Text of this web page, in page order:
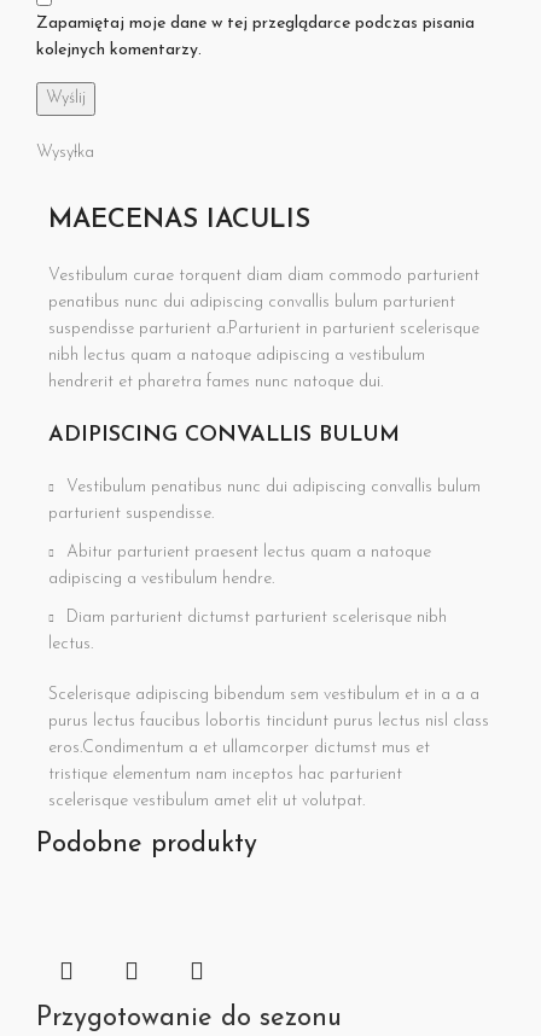
Zapamiętaj moje dane w tej przeglądarce podczas pisania
kolejnych komentarzy.
Wysyłka
MAECENAS IACULIS
Vestibulum curae torquent diam diam commodo parturient
penatibus nunc dui adipiscing convallis bulum parturient
suspendisse parturient a.Parturient in parturient scelerisque
nibh lectus quam a natoque adipiscing a vestibulum
hendrerit et pharetra fames nunc natoque dui.
ADIPISCING CONVALLIS BULUM
Vestibulum penatibus nunc dui adipiscing convallis bulum
parturient suspendisse.
Abitur parturient praesent lectus quam a natoque
adipiscing a vestibulum hendre.
Diam parturient dictumst parturient scelerisque nibh
lectus.
Scelerisque adipiscing bibendum sem vestibulum et in a a a
purus lectus faucibus lobortis tincidunt purus lectus nisl class
eros.Condimentum a et ullamcorper dictumst mus et
tristique elementum nam inceptos hac parturient
scelerisque vestibulum amet elit ut volutpat.
Podobne produkty
Przygotowanie do sezonu